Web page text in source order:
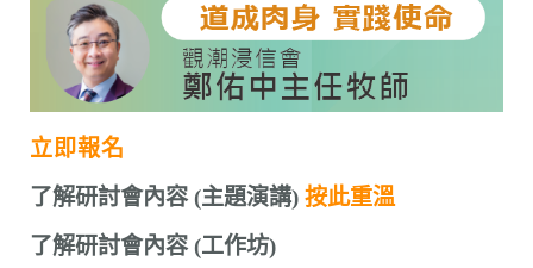
立即報名
了解研討會內容 (主題演講) 按此重溫
了解研討會內容 (工作坊)